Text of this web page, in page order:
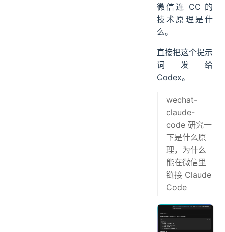
微信连 CC 的
技术原理是什
么。
直接把这个提示
词发给
Codex。
wechat-
claude-
code 研究一
下是什么原
理，为什么
能在微信里
链接 Claude
Code